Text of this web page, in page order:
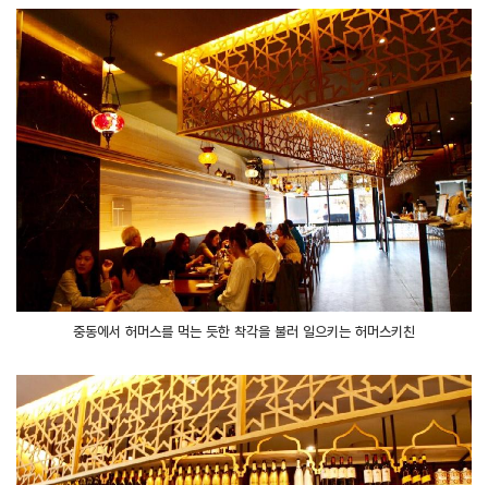
중동에서 허머스를 먹는 듯한 착각을 불러 일으키는 허머스키친